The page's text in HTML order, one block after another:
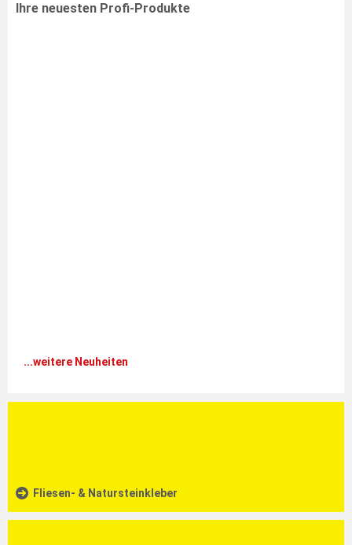
Ihre neuesten Profi-Produkte
...weitere Neuheiten
Fliesen- & Natursteinkleber